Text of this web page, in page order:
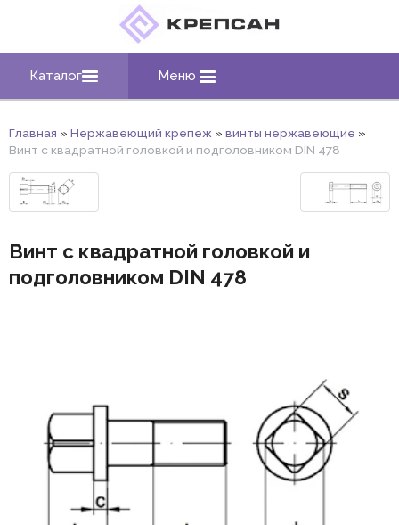
Каталог Меню
Главная » Нержавеющий крепеж » винты нержавеющие »
Винт с квадратной головкой и подголовником DIN 478
Винт с квадратной головкой и
подголовником DIN 478